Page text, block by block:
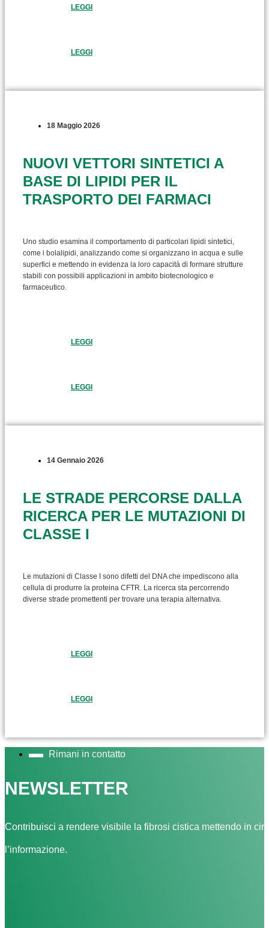
LEGGI
LEGGI
18 Maggio 2026
NUOVI VETTORI SINTETICI A
BASE DI LIPIDI PER IL
TRASPORTO DEI FARMACI
Uno studio esamina il comportamento di particolari lipidi sintetici,
come i bolalipidi, analizzando come si organizzano in acqua e sulle
superfici e mettendo in evidenza la loro capacità di formare strutture
stabili con possibili applicazioni in ambito biotecnologico e
farmaceutico.
LEGGI
LEGGI
14 Gennaio 2026
LE STRADE PERCORSE DALLA
RICERCA PER LE MUTAZIONI DI
CLASSE I
Le mutazioni di Classe I sono difetti del DNA che impediscono alla
cellula di produrre la proteina CFTR. La ricerca sta percorrendo
diverse strade promettenti per trovare una terapia alternativa.
LEGGI
LEGGI
Rimani in contatto
NEWSLETTER
Contribuisci a rendere visibile la fibrosi cistica mettendo in
l’informazione.